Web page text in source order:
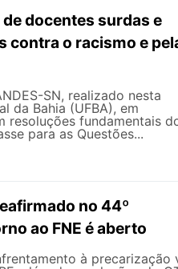
docentes surdas e
contra o racismo e
SN, realizado nesta
da Bahia (UFBA), em
resoluções fundamentais
para as Questões...
no 44º
ao FNE é aberto
à precarização